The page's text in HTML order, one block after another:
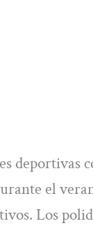
deportivas
el
Los